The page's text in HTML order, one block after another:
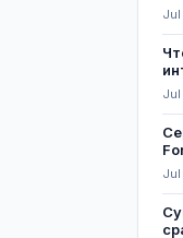
Jul
Jul